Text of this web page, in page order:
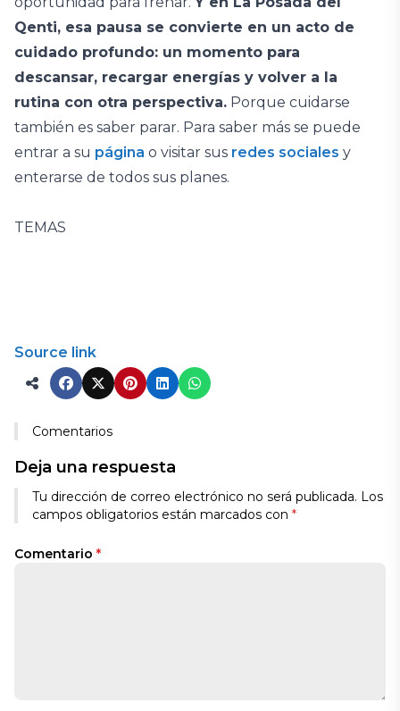
Qenti, esa pausa se convierte en un acto de
cuidado profundo: un momento para
descansar, recargar energías y volver a la
rutina con otra perspectiva. Porque cuidarse
también es saber parar. Para saber más se puede
entrar a su página o visitar sus redes sociales y
enterarse de todos sus planes.
TEMAS
Source link
Comentarios
Deja una respuesta
Tu dirección de correo electrónico no será publicada. Los
campos obligatorios están marcados con *
Comentario *